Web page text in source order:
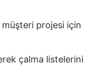
projesi için
çalma listelerini